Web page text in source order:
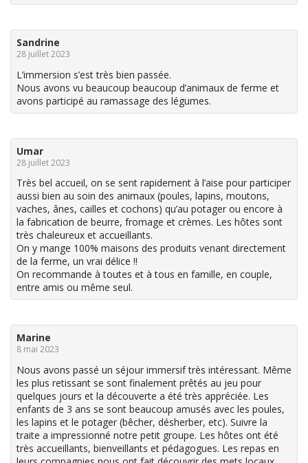
Sandrine
28 juillet 2023
L’immersion s’est très bien passée.
Nous avons vu beaucoup beaucoup d’animaux de ferme et
avons participé au ramassage des légumes.
Umar
28 juillet 2023
Très bel accueil, on se sent rapidement à l’aise pour participer
aussi bien au soin des animaux (poules, lapins, moutons,
vaches, ânes, cailles et cochons) qu’au potager ou encore à
la fabrication de beurre, fromage et crèmes. Les hôtes sont
très chaleureux et accueillants.
On y mange 100% maisons des produits venant directement
de la ferme, un vrai délice !!
On recommande à toutes et à tous en famille, en couple,
entre amis ou même seul.
Marine
8 mai 2023
Nous avons passé un séjour immersif très intéressant. Même
les plus retissant se sont finalement prêtés au jeu pour
quelques jours et la découverte a été très appréciée. Les
enfants de 3 ans se sont beaucoup amusés avec les poules,
les lapins et le potager (bêcher, désherber, etc). Suivre la
traite a impressionné notre petit groupe. Les hôtes ont été
très accueillants, bienveillants et pédagogues. Les repas en